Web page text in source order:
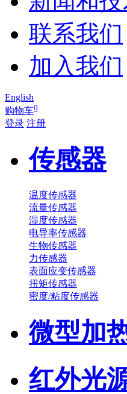
联系我们
加入我们
English
购物车0
登录 注册
传感器
温度传感器
流量传感器
湿度传感器
电导率传感器
生物传感器
力传感器
表面应变传感器
扭矩传感器
密度/粘度传感器
微型加
红外光